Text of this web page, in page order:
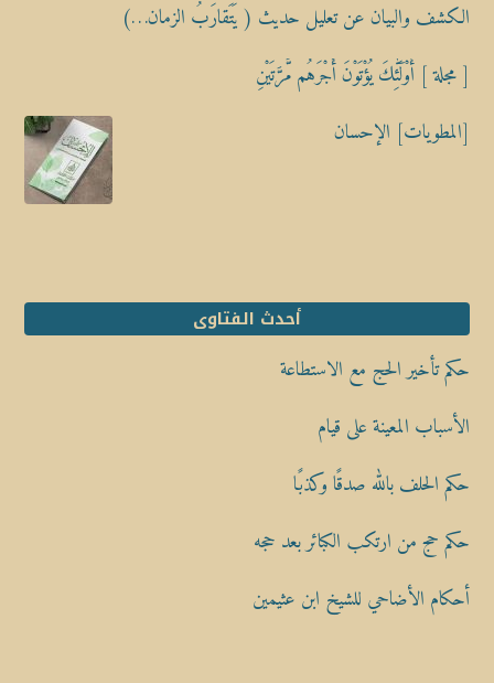
الكشف والبيان عن تعليل حديث ( يَتَقارَبُ الزمان…)
[ مجلة ] أُوْلَٰٓئِكَ يُؤْتَوْنَ أَجْرَهُم مَّرَّتَيْنِ
[المطويات] الإحسان
أحدث الفتاوى
حكم تأخير الحج مع الاستطاعة
الأسباب المعينة على قيام
حكم الحلف بالله صدقًا وكذبًا
حكم حج من ارتكب الكبائر بعد حجه
أحكام الأضاحي للشيخ ابن عثيمين